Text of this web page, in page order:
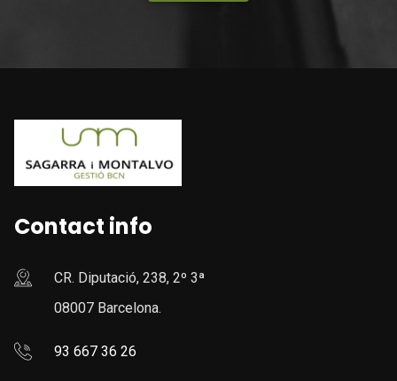
Contact info
CR. Diputació, 238, 2º 3ª
08007 Barcelona.
93 667 36 26